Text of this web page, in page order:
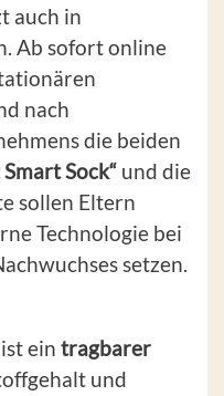
auch in
Ab sofort online
nach
die beiden
Sock“ und die
sollen Eltern
Technologie bei
setzen.
ein tragbarer
und